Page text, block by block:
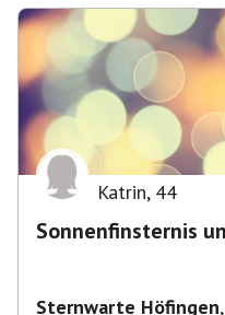
Katrin, 44
Sonnenfinsternis
Sternwarte Höfingen,